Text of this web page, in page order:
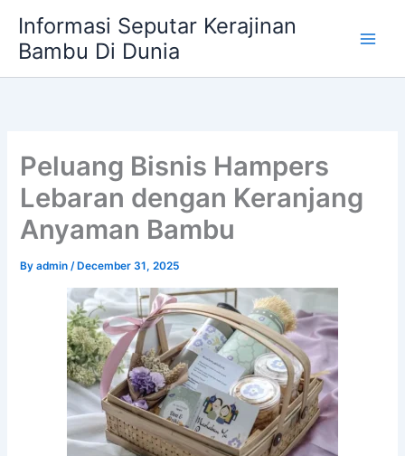
content
Informasi Seputar Kerajinan
Bambu Di Dunia
Peluang Bisnis Hampers
Lebaran dengan Keranjang
Anyaman Bambu
Byadmin/ December 31, 2025